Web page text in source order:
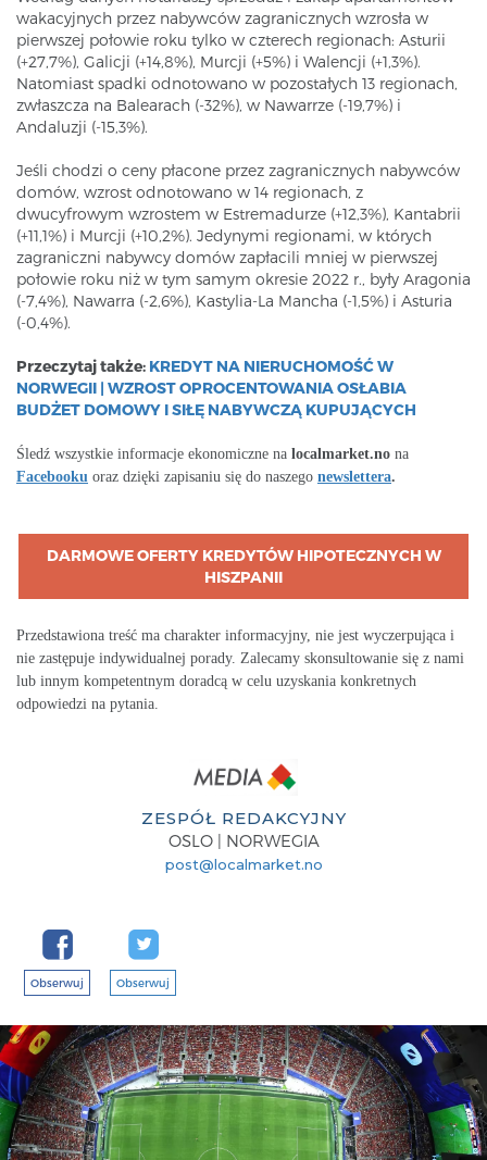
wakacyjnych przez nabywców zagranicznych wzrosła w
pierwszej połowie roku tylko w czterech regionach: Asturii
(+27,7%), Galicji (+14,8%), Murcji (+5%) i Walencji (+1,3%).
Natomiast spadki odnotowano w pozostałych 13 regionach,
zwłaszcza na Balearach (-32%), w Nawarrze (-19,7%) i
Andaluzji (-15,3%).
Jeśli chodzi o ceny płacone przez zagranicznych nabywców
domów, wzrost odnotowano w 14 regionach, z
dwucyfrowym wzrostem w Estremadurze (+12,3%), Kantabrii
(+11,1%) i Murcji (+10,2%). Jedynymi regionami, w których
zagraniczni nabywcy domów zapłacili mniej w pierwszej
połowie roku niż w tym samym okresie 2022 r., były Aragonia
(-7,4%), Nawarra (-2,6%), Kastylia-La Mancha (-1,5%) i Asturia
(-0,4%).
Przeczytaj także: KREDYT NA NIERUCHOMOŚĆ W
NORWEGII | WZROST OPROCENTOWANIA OSŁABIA
BUDŻET DOMOWY I SIŁĘ NABYWCZĄ KUPUJĄCYCH
Śledź wszystkie informacje ekonomiczne na localmarket.no na
Facebooku oraz dzięki zapisaniu się do naszego newslettera.
DARMOWE OFERTY KREDYTÓW HIPOTECZNYCH W
HISZPANII
Przedstawiona treść ma charakter informacyjny, nie jest wyczerpująca i
nie zastępuje indywidualnej porady. Zalecamy skonsultowanie się z nami
lub innym kompetentnym doradcą w celu uzyskania konkretnych
odpowiedzi na pytania.
ZESPÓŁ REDAKCYJNY
OSLO | NORWEGIA
post@localmarket.no
Obserwuj Obserwuj